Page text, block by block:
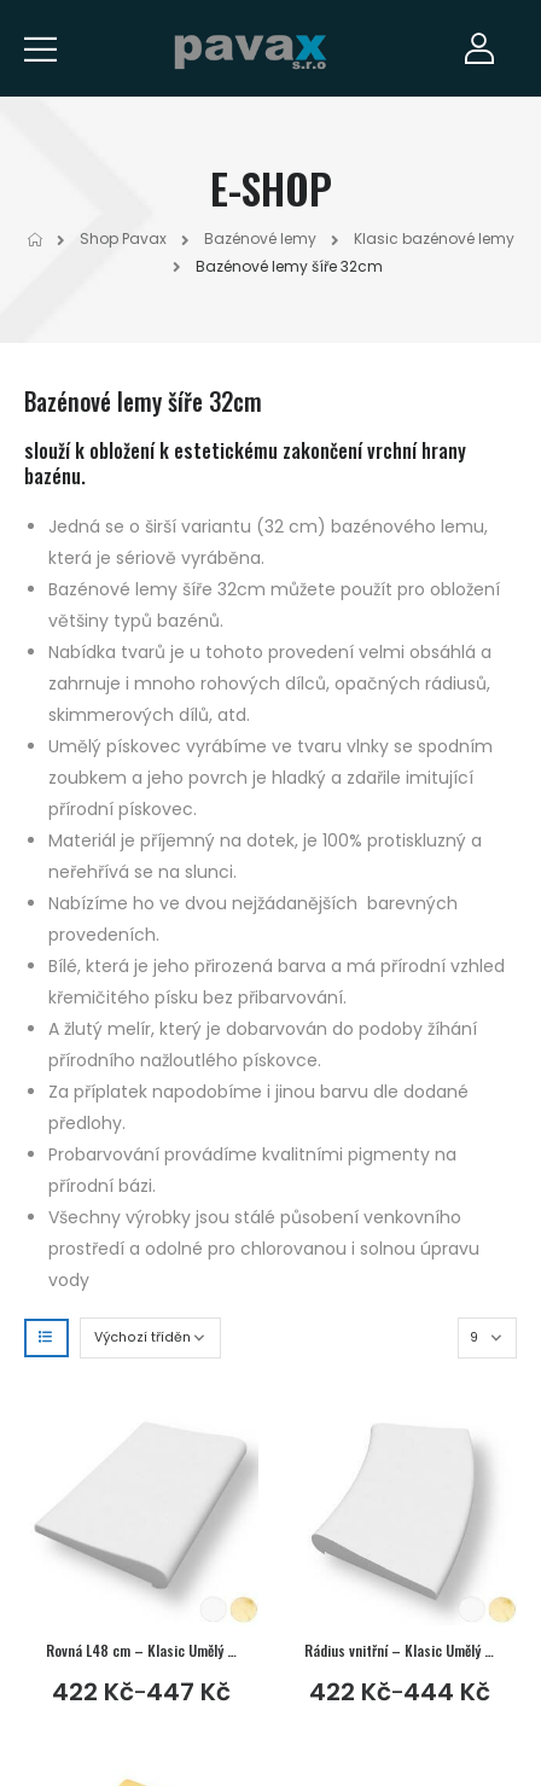
E-SHOP
Shop Pavax Bazénové lemy
Klasic bazénové lemy
Bazénové lemy šíře 32cm
Bazénové lemy šíře 32cm
slouží k obložení k estetickému zakončení vrchní hrany
bazénu.
Jedná se o širší variantu (32 cm) bazénového lemu,
která je sériově vyráběna.
Bazénové lemy šíře 32cm můžete použít pro obložení
většiny typů bazénů.
Nabídka tvarů je u tohoto provedení velmi obsáhlá a
zahrnuje i mnoho rohových dílců, opačných rádiusů,
skimmerových dílů, atd.
Umělý pískovec vyrábíme ve tvaru vlnky se spodním
zoubkem a jeho povrch je hladký a zdařile imitující
přírodní pískovec.
Materiál je příjemný na dotek, je 100% protiskluzný a
neřehřívá se na slunci.
Nabízíme ho ve dvou nejžádanějších barevných
provedeních.
Bílé, která je jeho přirozená barva a má přírodní vzhled
křemičitého písku bez přibarvování.
A žlutý melír, který je dobarvován do podoby žíhání
přírodního nažloutlého pískovce.
Za příplatek napodobíme i jinou barvu dle dodané
předlohy.
Probarvování provádíme kvalitními pigmenty na
přírodní bázi.
Všechny výrobky jsou stálé působení venkovního
prostředí a odolné pro chlorovanou i solnou úpravu
vody
Rovná L48 cm – Klasic Umělý pískovec
422 Kč–447 Kč
Rádius vnitřní – Klasic Umělý pískovec
422 Kč–444 Kč